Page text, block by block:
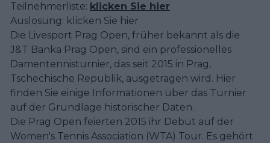
Teilnehmerliste: klicken Sie hier
Auslosung: klicken Sie hier
Die Livesport Prag Open, früher bekannt als die
J&T Banka Prag Open, sind ein professionelles
Damentennisturnier, das seit 2015 in Prag,
Tschechische Republik, ausgetragen wird. Hier
finden Sie einige Informationen über das Turnier
auf der Grundlage historischer Daten.
Die Prag Open feierten 2015 ihr Debüt auf der
Women's Tennis Association (WTA) Tour. Es gehört